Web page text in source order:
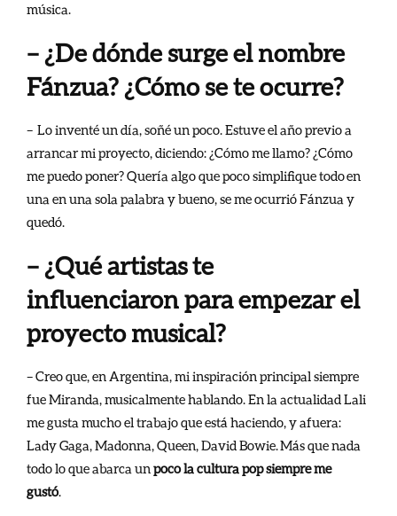
música.
– ¿De dónde surge el nombre
Fánzua? ¿Cómo se te ocurre?
– Lo inventé un día, soñé un poco. Estuve el año previo a
arrancar mi proyecto, diciendo: ¿Cómo me llamo? ¿Cómo
me puedo poner? Quería algo que poco simplifique todo en
una en una sola palabra y bueno, se me ocurrió Fánzua y
quedó.
– ¿Qué artistas te
influenciaron para empezar el
proyecto musical?
– Creo que, en Argentina, mi inspiración principal siempre
fue Miranda, musicalmente hablando. En la actualidad Lali
me gusta mucho el trabajo que está haciendo, y afuera:
Lady Gaga, Madonna, Queen, David Bowie. Más que nada
todo lo que abarca un poco la cultura pop siempre me
gustó.